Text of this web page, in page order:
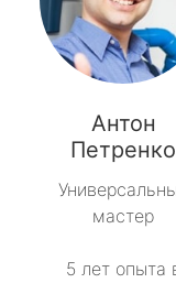
Антон
Петренко
мастер
5 лет опыта